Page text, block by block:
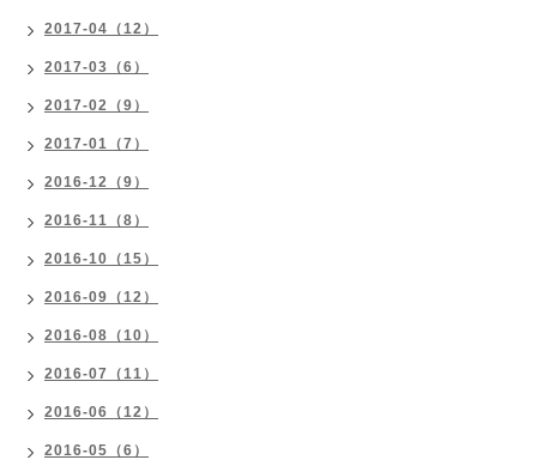
2017-04（12）
2017-03（6）
2017-02（9）
2017-01（7）
2016-12（9）
2016-11（8）
2016-10（15）
2016-09（12）
2016-08（10）
2016-07（11）
2016-06（12）
2016-05（6）